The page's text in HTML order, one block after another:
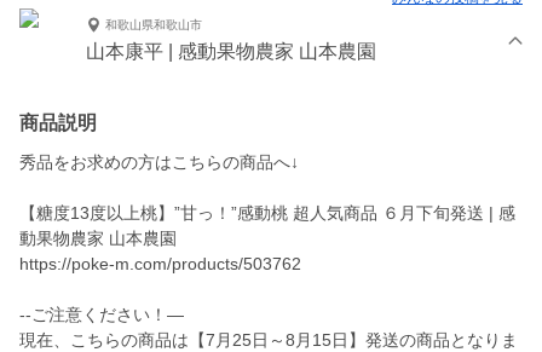
和歌山県和歌山市
山本康平 | 感動果物農家 山本農園
商品説明
秀品をお求めの方はこちらの商品へ↓
【糖度13度以上桃】”甘っ！”感動桃 超人気商品 ６月下旬発送 | 感
動果物農家 山本農園
https://poke-m.com/products/503762
--ご注意ください！—
現在、こちらの商品は【7月25日～8月15日】発送の商品となりま